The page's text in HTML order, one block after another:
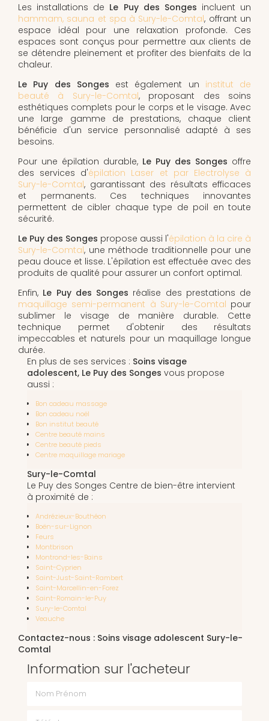
Les installations de Le Puy des Songes incluent un
hammam, sauna et spa à Sury-le-Comtal, offrant un
espace idéal pour une relaxation profonde. Ces
espaces sont conçus pour permettre aux clients de
se détendre pleinement et profiter des bienfaits de la
chaleur.
Le Puy des Songes est également un institut de
beauté à Sury-le-Comtal, proposant des soins
esthétiques complets pour le corps et le visage. Avec
une large gamme de prestations, chaque client
bénéficie d'un service personnalisé adapté à ses
besoins.
Pour une épilation durable, Le Puy des Songes offre
des services d'épilation Laser et par Electrolyse à
Sury-le-Comtal, garantissant des résultats efficaces
et permanents. Ces techniques innovantes
permettent de cibler chaque type de poil en toute
sécurité.
Le Puy des Songes propose aussi l'épilation à la cire à
Sury-le-Comtal, une méthode traditionnelle pour une
peau douce et lisse. L'épilation est effectuée avec des
produits de qualité pour assurer un confort optimal.
Enfin, Le Puy des Songes réalise des prestations de
maquillage semi-permanent à Sury-le-Comtal pour
sublimer le visage de manière durable. Cette
technique permet d'obtenir des résultats
impeccables et naturels pour un maquillage longue
durée.
En plus de ses services : Soins visage
adolescent, Le Puy des Songes vous propose
aussi :
Bon cadeau massage
Bon cadeau noël
Bon institut beauté
Centre beauté mains
Centre beauté pieds
Centre maquillage mariage
Sury-le-Comtal
Le Puy des Songes Centre de bien-être intervient
à proximité de :
Andrézieux-Bouthéon
Boën-sur-Lignon
Feurs
Montbrison
Montrond-les-Bains
Saint-Cyprien
Saint-Just-Saint-Rambert
Saint-Marcellin-en-Forez
Saint-Romain-le-Puy
Sury-le-Comtal
Veauche
Contactez-nous : Soins visage adolescent Sury-le-
Comtal
Information sur l'acheteur